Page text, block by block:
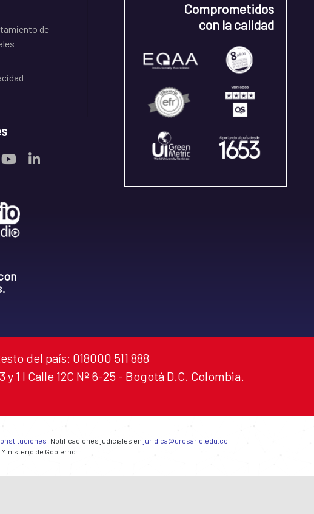
de
Comprometidos
con la calidad
del país: 018000 511 888
1 I Calle 12C Nº 6-25 - Bogotá D.C. Colombia.
| Notificaciones judiciales en juridica@urosario.edu.co
de Gobierno.